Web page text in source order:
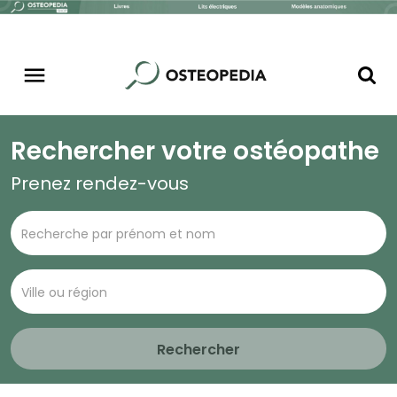
Rechercher votre ostéopathe
Prenez rendez-vous
Rechercher